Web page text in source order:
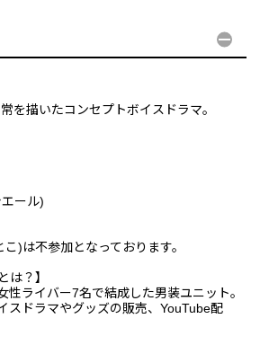
を描いたコンセプトボイスドラマ。
ール)
)は不参加となっております。
は？】
性ライバー7名で結成した男装ユニット。
スドラマやグッズの販売、YouTube配